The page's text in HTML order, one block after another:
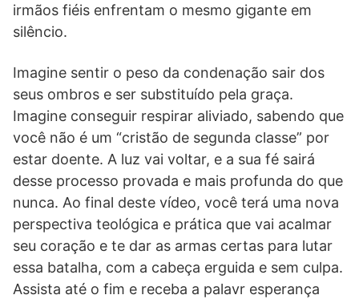
irmãos fiéis enfrentam o mesmo gigante em
silêncio.
Imagine sentir o peso da condenação sair dos
seus ombros e ser substituído pela graça.
Imagine conseguir respirar aliviado, sabendo que
você não é um “cristão de segunda classe” por
estar doente. A luz vai voltar, e a sua fé sairá
desse processo provada e mais profunda do que
nunca. Ao final deste vídeo, você terá uma nova
perspectiva teológica e prática que vai acalmar
seu coração e te dar as armas certas para lutar
essa batalha, com a cabeça erguida e sem culpa.
Assista até o fim e receba a palavr esperança